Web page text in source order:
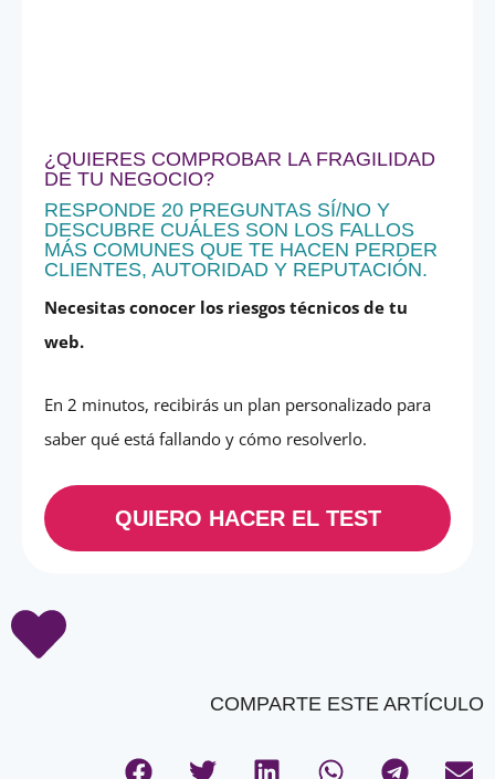
¿QUIERES COMPROBAR LA FRAGILIDAD
DE TU NEGOCIO?
RESPONDE 20 PREGUNTAS SÍ/NO Y
DESCUBRE CUÁLES SON LOS FALLOS
MÁS COMUNES QUE TE HACEN PERDER
CLIENTES, AUTORIDAD Y REPUTACIÓN.
Necesitas conocer los riesgos técnicos de tu
web.
En 2 minutos, recibirás un plan personalizado para
saber qué está fallando y cómo resolverlo.
QUIERO HACER EL TEST
COMPARTE ESTE ARTÍCULO